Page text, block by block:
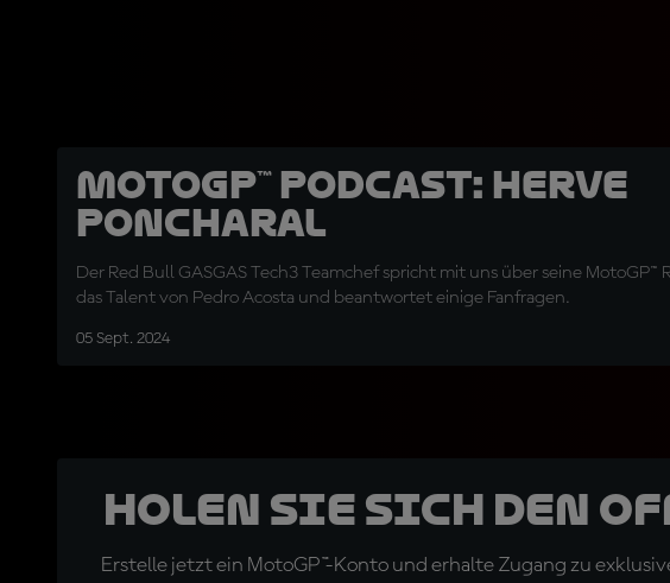
MotoGP™ Podcast: Herve
Poncharal
Der Red Bull GASGAS Tech3 Teamchef spricht mit uns über seine MotoGP™
das Talent von Pedro Acosta und beantwortet einige Fanfragen.
05 Sept. 2024
Holen Sie sich den
Erstelle jetzt ein MotoGP™-Konto und erhalte Zugang zu